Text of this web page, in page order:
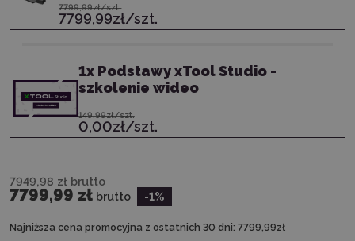
7799,99zł/szt.
7799,99zł/szt.
1x Podstawy xTool Studio -
szkolenie wideo
149,99zł/szt.
0,00zł/szt.
7949,98 zł brutto
7799,99 zł brutto -1%
Najniższa cena promocyjna z ostatnich 30 dni: 7799,99zł